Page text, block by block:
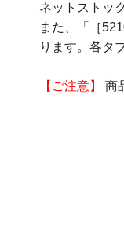
ネットストッ
また、「［
ります。各タ
【ご注意】 商